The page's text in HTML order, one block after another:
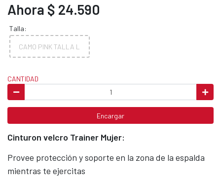
Ahora $ 24.590
Talla:
CAMO PINK TALLA L
CANTIDAD
Encargar
Cinturon velcro Trainer Mujer:
Provee protección y soporte en la zona de la espalda
mientras te ejercitas